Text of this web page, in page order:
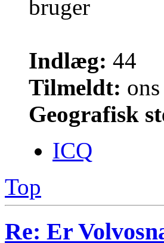
Indlæg: 44
Tilmeldt:
Geografisk
ICQ
Top
Re: Er